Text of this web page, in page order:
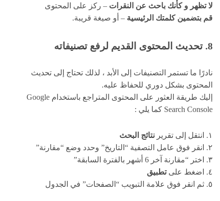
لا تظهر و كأنك باحث عن النقرات – ركز على المحتوى
قم بتضمين كلمتك الرئيسية – أو صيغة قريبة.
8. تحديث المحتوى القديم لرفع تصنيفاته
نادرًا ما تستمر التصنيفات إلى الأبد ، لذلك تحتاج إلى تحديث
المحتوى بشكل دوري للحفاظ عليه.
إليك طريقة العثور على المحتوى المتراجع باستخدام Google
Search Console كما يلي :
١. انتقل إلى تقرير
نتائج البحث
٢. انقر فوق عامل التصفية “التاريخ” وحدد وضع “مقارنة”
٣. اختر “مقارنة آخر 6 أشهر بالفترة السابقة”
٤. اضغط على
تطبيق
٥. ثم انقر فوق علامة التبويب “الصفحات” في الجدول